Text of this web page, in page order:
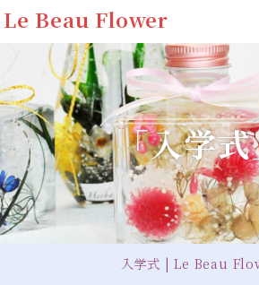
Le Beau Flower
「入学式
入学式 | Le Beau